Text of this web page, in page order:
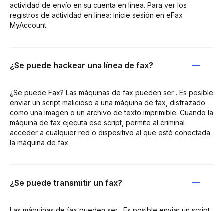
actividad de envío en su cuenta en línea. Para ver los
registros de actividad en línea: Inicie sesión en eFax
MyAccount.
¿Se puede hackear una línea de fax?
¿Se puede Fax? Las máquinas de fax pueden ser . Es posible
enviar un script malicioso a una máquina de fax, disfrazado
como una imagen o un archivo de texto imprimible. Cuando la
máquina de fax ejecuta ese script, permite al criminal
acceder a cualquier red o dispositivo al que esté conectada
la máquina de fax.
¿Se puede transmitir un fax?